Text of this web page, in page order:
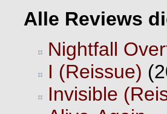
Alle Reviews
Nightfall
I (Reissue)
Invisible